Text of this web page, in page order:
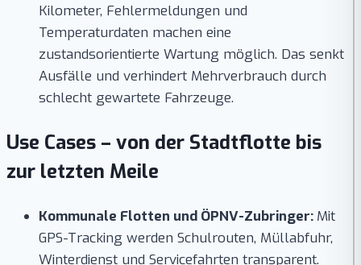
Kilometer, Fehlermeldungen und
Temperaturdaten machen eine
zustandsorientierte Wartung möglich. Das senkt
Ausfälle und verhindert Mehrverbrauch durch
schlecht gewartete Fahrzeuge.
Use Cases – von der Stadtflotte bis
zur letzten Meile
Kommunale Flotten und ÖPNV-Zubringer: Mit
GPS-Tracking werden Schulrouten, Müllabfuhr,
Winterdienst und Servicefahrten transparent.